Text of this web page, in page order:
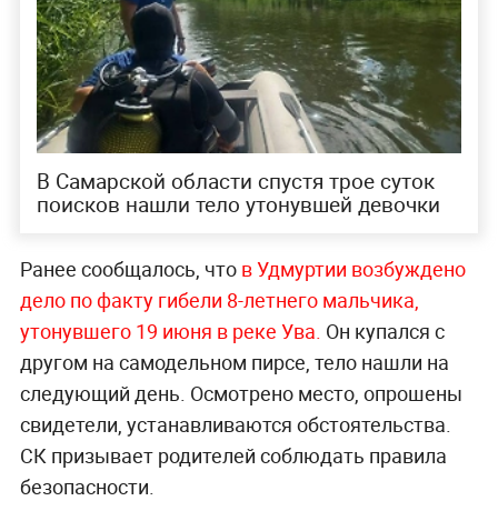
В Самарской области спустя трое суток
поисков нашли тело утонувшей девочки
Ранее сообщалось, что в Удмуртии возбуждено
дело по факту гибели 8-летнего мальчика,
утонувшего 19 июня в реке Ува. Он купался с
другом на самодельном пирсе, тело нашли на
следующий день. Осмотрено место, опрошены
свидетели, устанавливаются обстоятельства.
СК призывает родителей соблюдать правила
безопасности.